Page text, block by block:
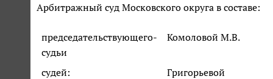
Арбитражный суд Московского округа в составе:
председательствующего-
судьи
Комоловой М.В.
судей:
Григорьевой